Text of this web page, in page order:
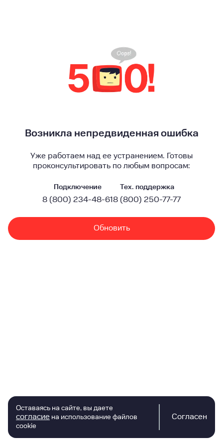
Возникла непредвиденная ошибка
Уже работаем над ее устранением. Готовы
проконсультировать по любым вопросам:
Подключение
8 (800) 234-48-61
Тех. поддержка
8 (800) 250-77-77
Обновить
Оставаясь на сайте, вы даете
согласие на использование файлов
cookie
Согласен